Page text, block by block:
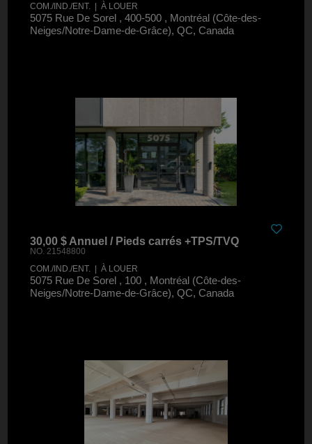
COM./IND./ENT. | À LOUER
5075 Rue De Sorel , 400-500 , Montréal (Côte-des-
Neiges/Notre-Dame-de-Grâce), QC, Canada
30,00 $ Annuel / Pieds carrés +TPS/TVQ
NO. 21548800
COM./IND./ENT. | À LOUER
5075 Rue De Sorel , 100 , Montréal (Côte-des-
Neiges/Notre-Dame-de-Grâce), QC, Canada